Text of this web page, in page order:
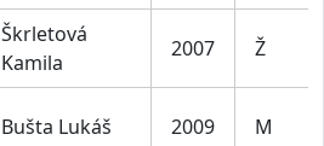
Škrletová
Kamila
2007 Ž
Bušta Lukáš 2009 M